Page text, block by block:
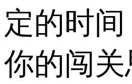
定的时
你的闯关